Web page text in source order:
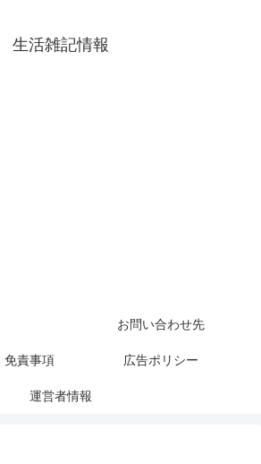
生活雑記情報
お問い合わせ先
免責事項 広告ポリシー
運営者情報